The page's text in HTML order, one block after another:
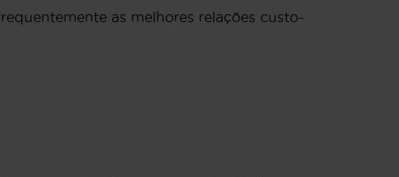
as melhores relações custo-